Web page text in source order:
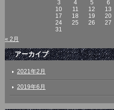
3
4 5 6
10
11 12 13
17
18 19 20
24
25 26 27
31
« 2月
アーカイブ
2021年2月
2019年6月